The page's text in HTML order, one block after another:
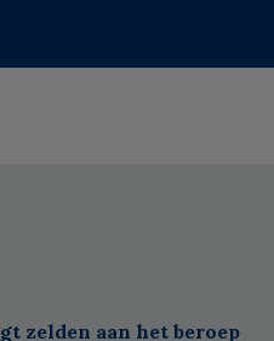
zelden aan het beroep